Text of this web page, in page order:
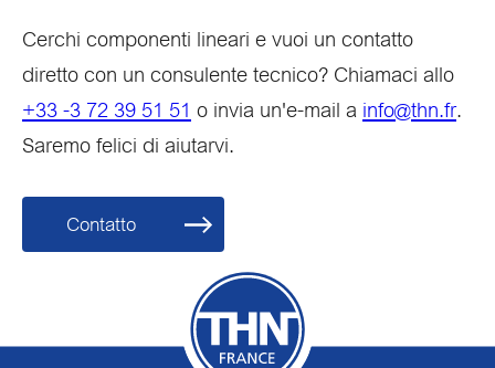
Cerchi componenti lineari e vuoi un contatto
diretto con un consulente tecnico? Chiamaci allo
+33 -3 72 39 51 51 o invia un'e-mail a info@thn.fr.
Saremo felici di aiutarvi.
Contatto